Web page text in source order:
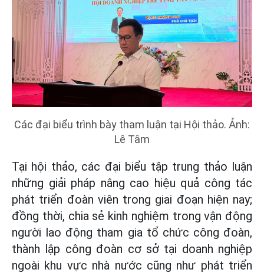
Các đại biểu trình bày tham luận tại Hội thảo. Ảnh:
Lê Tâm
Tại hội thảo, các đại biểu tập trung thảo luận
những giải pháp nâng cao hiệu quả công tác
phát triển đoàn viên trong giai đoạn hiện nay;
đồng thời, chia sẻ kinh nghiệm trong vận động
người lao động tham gia tổ chức công đoàn,
thành lập công đoàn cơ sở tại doanh nghiệp
ngoài khu vực nhà nước cũng như phát triển